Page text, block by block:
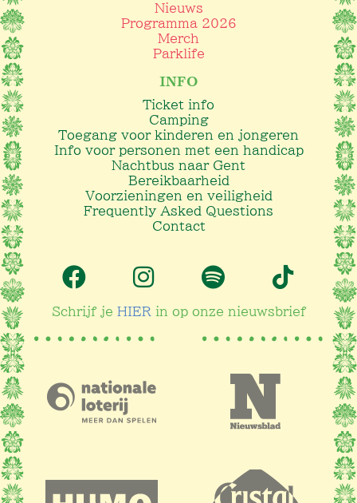
Nieuws
Programma 2026
Merch
Parklife
INFO
Ticket info
Camping
Toegang voor kinderen en jongeren
Info voor personen met een handicap
Nachtbus naar Gent
Bereikbaarheid
Voorzieningen en veiligheid
Frequently Asked Questions
Contact
Schrijf je HIER in op onze nieuwsbrief